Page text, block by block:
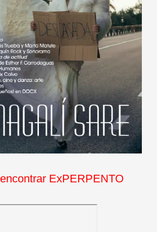
ExPERPENTO